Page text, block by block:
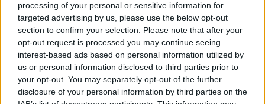
processing of your personal or sensitive information for
targeted advertising by us, please use the below opt-out
section to confirm your selection. Please note that after your
opt-out request is processed you may continue seeing
interest-based ads based on personal information utilized by
us or personal information disclosed to third parties prior to
your opt-out. You may separately opt-out of the further
disclosure of your personal information by third parties on the
Ισχυρές επιδόσεις για τη Cenergy
Holdings με σημαντική αύξηση
πωλήσεων και κερδοφορίας στο
πρώτο εξάμηνο του 2026
05/08/26|18:27
ΔΕΗ: Συνεχιζόμενη ισχυρή